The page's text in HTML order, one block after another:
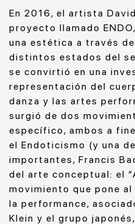
En 2016, el artista
proyecto llamado
una estética a través
distintos estados del
se convirtió en una
representación del
danza y las artes
surgió de dos
específico, ambos a
el Endoticismo (y una
importantes, Francis
del arte conceptual: el
movimiento que pone
la performance,
Klein y el grupo